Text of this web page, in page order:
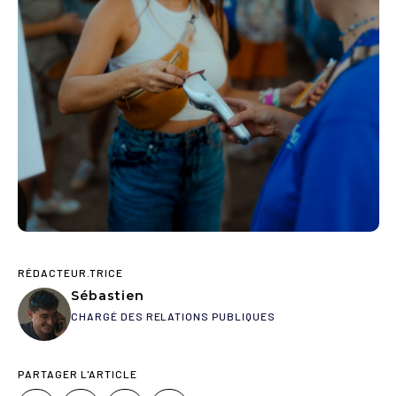
RÉDACTEUR.TRICE
Sébastien
CHARGÉ DES RELATIONS PUBLIQUES
PARTAGER L'ARTICLE